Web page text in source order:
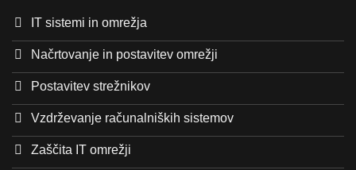
IT sistemi in omrežja
Načrtovanje in postavitev omrežji
Postavitev strežnikov
Vzdrževanje računalniških sistemov
Zaščita IT omrežji